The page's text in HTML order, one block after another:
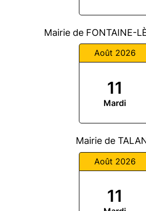
Mairie de FONTAINE-
Août 2026
11
Mardi
Mairie de
Août 2026
11